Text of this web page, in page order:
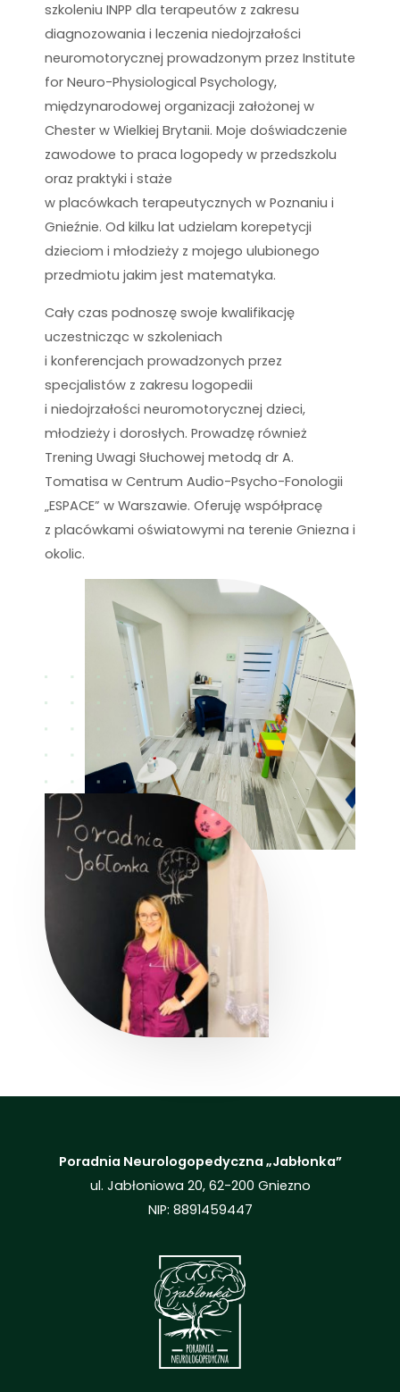
szkoleniu INPP dla terapeutów z zakresu
diagnozowania i leczenia niedojrzałości
neuromotorycznej prowadzonym przez Institute
for Neuro-Physiological Psychology,
międzynarodowej organizacji założonej w
Chester w Wielkiej Brytanii. Moje doświadczenie
zawodowe to praca logopedy w przedszkolu
oraz praktyki i staże
w placówkach terapeutycznych w Poznaniu i
Gnieźnie. Od kilku lat udzielam korepetycji
dzieciom i młodzieży z mojego ulubionego
przedmiotu jakim jest matematyka.
Cały czas podnoszę swoje kwalifikację
uczestnicząc w szkoleniach
i konferencjach prowadzonych przez
specjalistów z zakresu logopedii
i niedojrzałości neuromotorycznej dzieci,
młodzieży i dorosłych. Prowadzę również
Trening Uwagi Słuchowej metodą dr A.
Tomatisa w Centrum Audio-Psycho-Fonologii
„ESPACE” w Warszawie. Oferuję współpracę
z placówkami oświatowymi na terenie Gniezna i
okolic.
Poradnia Neurologopedyczna „Jabłonka”
ul. Jabłoniowa 20, 62-200 Gniezno
NIP: 8891459447